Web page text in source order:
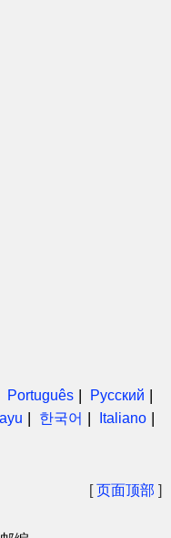
Português
Русский
한국어
Italiano
[页面顶部 ]